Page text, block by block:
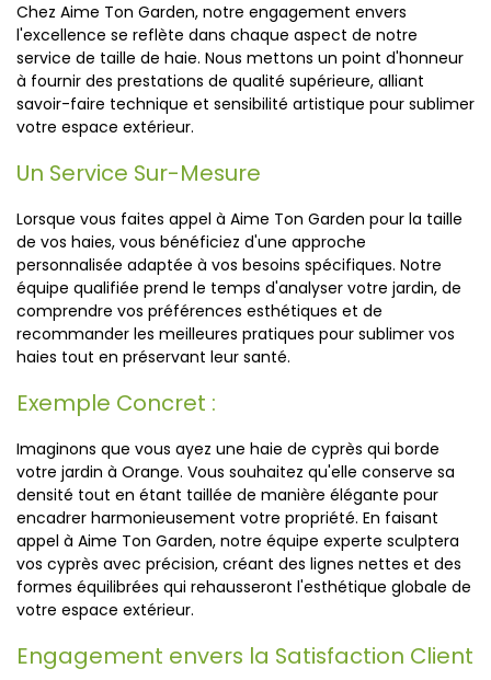
Chez Aime Ton Garden, notre engagement envers
l'excellence se reflète dans chaque aspect de notre
service de taille de haie. Nous mettons un point d'honneur
à fournir des prestations de qualité supérieure, alliant
savoir-faire technique et sensibilité artistique pour sublimer
votre espace extérieur.
Un Service Sur-Mesure
Lorsque vous faites appel à Aime Ton Garden pour la taille
de vos haies, vous bénéficiez d'une approche
personnalisée adaptée à vos besoins spécifiques. Notre
équipe qualifiée prend le temps d'analyser votre jardin, de
comprendre vos préférences esthétiques et de
recommander les meilleures pratiques pour sublimer vos
haies tout en préservant leur santé.
Exemple Concret :
Imaginons que vous ayez une haie de cyprès qui borde
votre jardin à Orange. Vous souhaitez qu'elle conserve sa
densité tout en étant taillée de manière élégante pour
encadrer harmonieusement votre propriété. En faisant
appel à Aime Ton Garden, notre équipe experte sculptera
vos cyprès avec précision, créant des lignes nettes et des
formes équilibrées qui rehausseront l'esthétique globale de
votre espace extérieur.
Engagement envers la Satisfaction Client